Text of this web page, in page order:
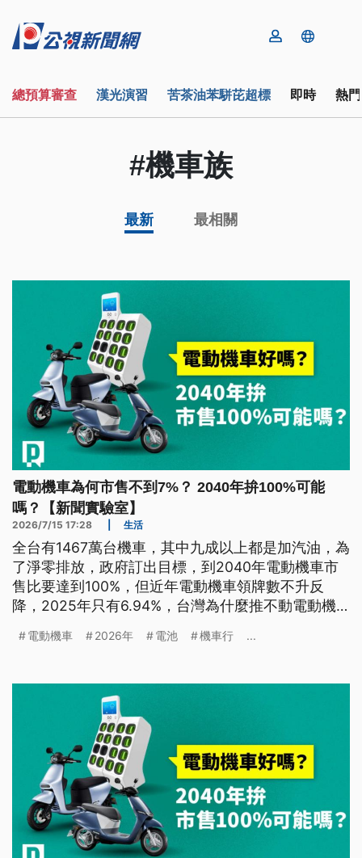
總預算審查 漢光演習 苦茶油苯駢芘超標 即時 熱
#機車族
最新 最相關
電動機車為何市售不到7%？ 2040年拚100%可能
嗎？【新聞實驗室】
2026/7/15 17:28 生活
全台有1467萬台機車，其中九成以上都是加汽油，為
了淨零排放，政府訂出目標，到2040年電動機車市
售比要達到100%，但近年電動機車領牌數不升反
降，2025年只有6.94%，台灣為什麼推不動電動機
電動機車 2026年 電池 機車行 ...